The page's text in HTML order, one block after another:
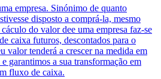
empresa. Sinónimo de quanto
disposto a comprá-la, mesmo
do valor dee uma empresa faz-se
caixa futuros, descontados para o
valor tenderá a crescer na medida em
garantimos a sua transformação em
fluxo de caixa.